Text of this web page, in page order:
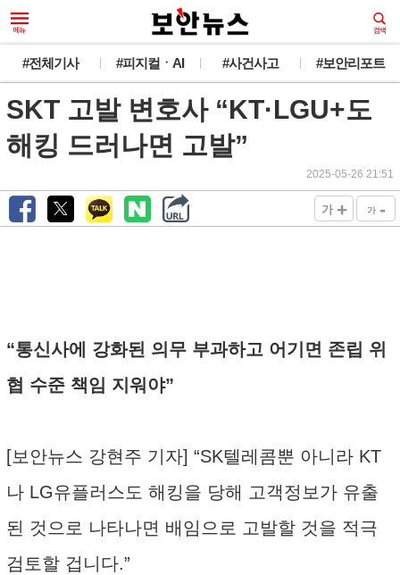
#전체기사 #피지컬ㆍAI #사건사고 #보안리포트
SKT 고발 변호사 “KT·LGU+도
해킹 드러나면 고발”
2025-05-26 21:51
가 + 가 -
“통신사에 강화된 의무 부과하고 어기면 존립 위
협 수준 책임 지워야”
[보안뉴스 강현주 기자] “SK텔레콤뿐 아니라 KT
나 LG유플러스도 해킹을 당해 고객정보가 유출
된 것으로 나타나면 배임으로 고발할 것을 적극
검토할 겁니다.”